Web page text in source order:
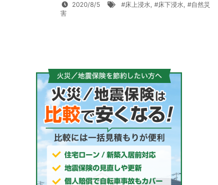
2020/8/5 #床上浸水, #床下浸水, #自然災
害